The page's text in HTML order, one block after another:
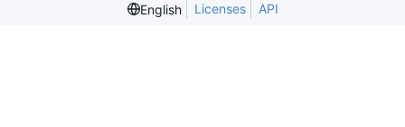
English
Licenses API